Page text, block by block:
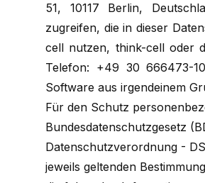
51, 10117 Berlin,
zugreifen, die in dieser
cell nutzen, think-cell oder
Telefon: +49 30 666473-
Software aus irgendeinem
Für den Schutz
Bundesdatenschutzgesetz
Datenschutzverordnung -
jeweils geltenden